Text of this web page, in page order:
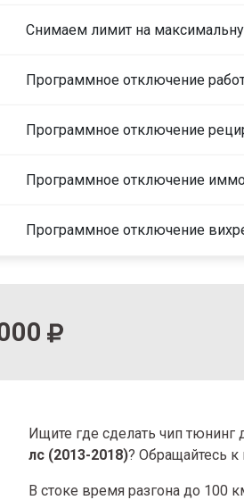
Снимаем лимит на
Программное отключение
Программное отключение
Программное отключение
Программное отключение
Ищите где сделать чип тюнинг
лс (2013-2018)? Обращайтесь
В стоке время разгона до 100